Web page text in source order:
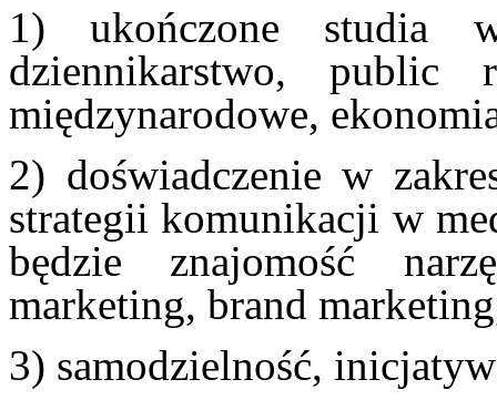
1) ukończone studia
dziennikarstwo, public
międzynarodowe,
2) doświadczenie w
strategii komunikacji w
będzie znajomość
marketing, brand
3) samodzielność,